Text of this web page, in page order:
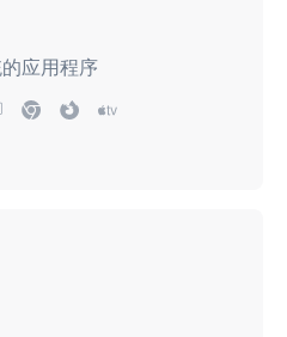
应用程序